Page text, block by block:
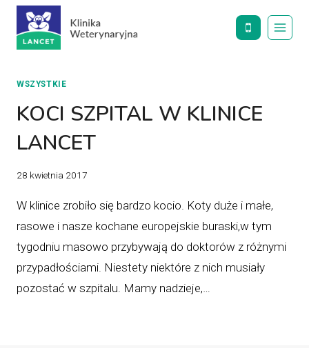
Przejdź
treści
WSZYSTKIE
KOCI SZPITAL W KLINICE
LANCET
28 kwietnia 2017
W klinice zrobiło się bardzo kocio. Koty duże i małe,
rasowe i nasze kochane europejskie buraski,w tym
tygodniu masowo przybywają do doktorów z różnymi
przypadłościami. Niestety niektóre z nich musiały
pozostać w szpitalu. Mamy nadzieje,…